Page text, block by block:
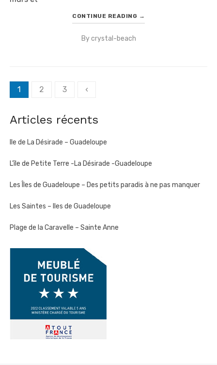
CONTINUE READING →
Bycrystal-beach
Pagination
des
publications
1 2 3 ‹
Articles récents
Ile de La Désirade – Guadeloupe
L’île de Petite Terre -La Désirade -Guadeloupe
Les Îles de Guadeloupe – Des petits paradis à ne pas manquer
Les Saintes – Iles de Guadeloupe
Plage de la Caravelle – Sainte Anne